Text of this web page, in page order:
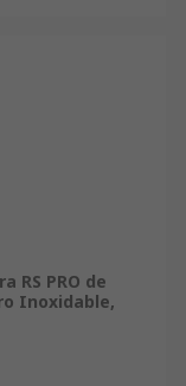
RS PRO de
Inoxidable,